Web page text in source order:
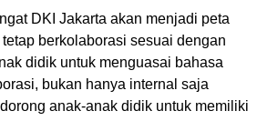
DKI Jakarta akan menjadi peta
berkolaborasi sesuai dengan
didik untuk menguasai bahasa
bukan hanya internal saja
anak-anak didik untuk memiliki